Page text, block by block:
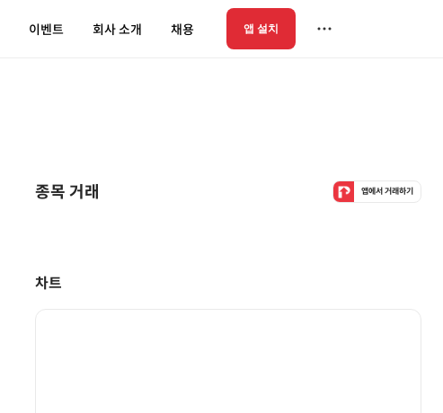
이벤트 회사 소개 채용 앱 설치
종목 거래 앱에서 거래하기
차트